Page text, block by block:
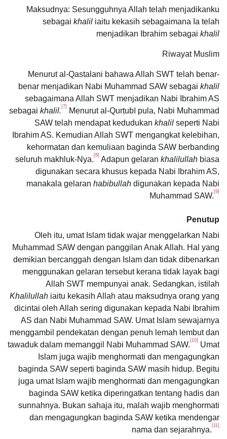
Maksudnya: Sesungguhnya Allah telah menjadikanku
sebagai khalil iaitu kekasih sebagaimana Ia telah
menjadikan Ibrahim sebagai khalil
Riwayat Muslim
Menurut al-Qastalani bahawa Allah SWT telah benar-
benar menjadikan Nabi Muhammad SAW sebagai khalil
sebagaimana Allah SWT menjadikan Nabi Ibrahim AS
sebagai khalil. [7]
Menurut al-Qurṭubī pula, Nabi Muhammad
SAW telah mendapat kedudukan khalil seperti Nabi
Ibrahim AS. Kemudian Allah SWT mengangkat kelebihan,
kehormatan dan kemuliaan baginda SAW berbanding
seluruh makhluk-Nya. [8] Adapun gelaran khalilullah biasa
digunakan secara khusus kepada Nabi Ibrahim AS,
manakala gelaran habibullah digunakan kepada Nabi
Muhammad SAW. [9]
Penutup
Oleh itu, umat Islam tidak wajar menggelarkan Nabi
Muhammad SAW dengan panggilan Anak Allah. Hal yang
demikian bercanggah dengan Islam dan tidak dibenarkan
menggunakan gelaran tersebut kerana tidak layak bagi
Allah SWT mempunyai anak. Sedangkan, istilah
Khalilullah iaitu kekasih Allah atau maksudnya orang yang
dicintai oleh Allah sering digunakan kepada Nabi Ibrahim
AS dan Nabi Muhammad SAW. Umat Islam sewajarnya
menggambil pendekatan dengan penuh lemah lembut dan
tawaduk dalam memanggil Nabi Muhammad SAW. [10]
Umat
Islam juga wajib menghormati dan mengagungkan
baginda SAW seperti baginda SAW masih hidup. Begitu
juga umat Islam wajib menghormati dan mengagungkan
baginda SAW ketika diperingatkan tentang hadis dan
sunnahnya. Bukan sahaja itu, malah wajib menghormati
dan mengagungkan baginda SAW ketika mendengar
nama dan sejarahnya. [11]